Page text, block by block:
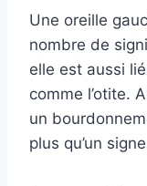
Une oreille
nombre de
elle est aussi
comme l’otite.
un
plus qu’un